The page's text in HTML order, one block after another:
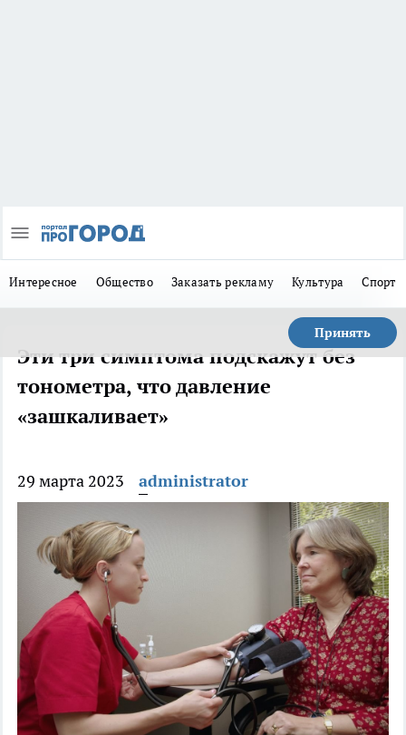
Интересное Общество Заказать рекламу Культура Спорт
Принять
Эти три симптома подскажут без
тонометра, что давление
«зашкаливает»
29 марта 2023 administrator